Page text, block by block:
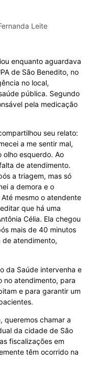
Leite
enquanto aguardava
de São Benedito, no
no local,
pública. Segundo
pela medicação
seu relato:
a me sentir mal,
olho esquerdo. Ao
de atendimento.
a triagem, mas só
a demora e o
mesmo o atendente
que há uma
Célia. Ela chegou
mais de 40 minutos
atendimento,
da Saúde intervenha e
no atendimento, para
e para garantir um
queremos chamar a
da cidade de São
fiscalizações em
têm ocorrido na